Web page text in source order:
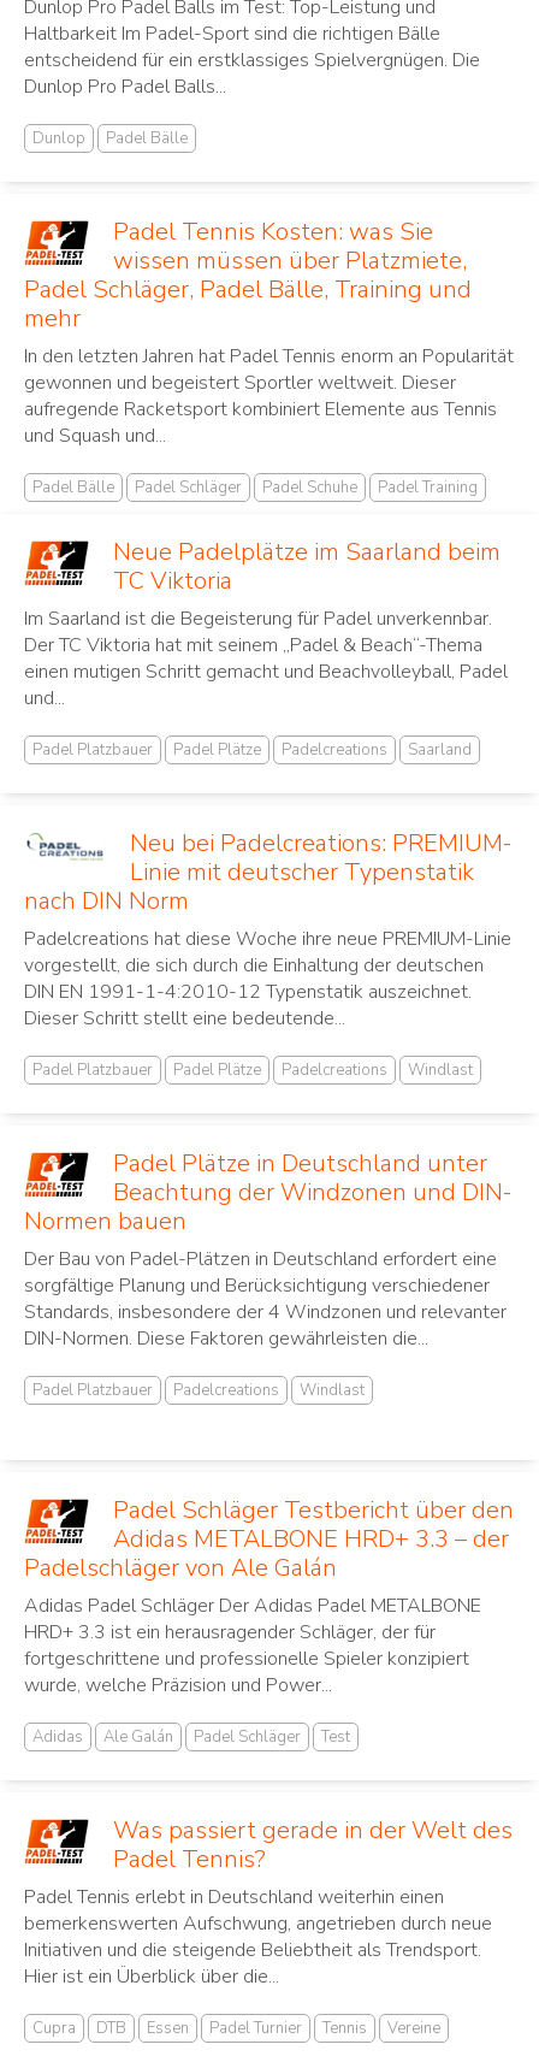
Dunlop Pro Padel Balls im Test: Top-Leistung und
Haltbarkeit Im Padel-Sport sind die richtigen Bälle
entscheidend für ein erstklassiges Spielvergnügen. Die
Dunlop Pro Padel Balls...
Dunlop Padel Bälle
Padel Tennis Kosten: was Sie
wissen müssen über Platzmiete,
Padel Schläger, Padel Bälle, Training und
mehr
In den letzten Jahren hat Padel Tennis ‌enorm an Popularität⁢
gewonnen und begeistert Sportler ⁤weltweit. Dieser⁤
aufregende Racketsport ⁣kombiniert Elemente aus Tennis
und Squash und...
Padel Bälle Padel Schläger Padel Schuhe Padel Training
Neue Padelplätze im Saarland beim
TC Viktoria
Im Saarland ist die Begeisterung für Padel unverkennbar.
Der TC Viktoria hat mit seinem „Padel & Beach“-Thema
einen mutigen Schritt gemacht und Beachvolleyball, Padel
und...
Padel Platzbauer Padel Plätze Padelcreations Saarland
Neu bei Padelcreations: PREMIUM-
Linie mit deutscher Typenstatik
nach DIN Norm
Padelcreations hat diese Woche ihre neue PREMIUM-Linie
vorgestellt, die sich durch die Einhaltung der deutschen
DIN EN 1991-1-4:2010-12 Typenstatik auszeichnet.
Dieser Schritt stellt eine bedeutende...
Padel Platzbauer Padel Plätze Padelcreations Windlast
Padel Plätze in Deutschland unter
Beachtung der Windzonen und DIN-
Normen bauen
Der Bau von Padel-Plätzen in Deutschland erfordert eine
sorgfältige Planung und Berücksichtigung verschiedener
Standards, insbesondere der 4 Windzonen und relevanter
DIN-Normen. Diese Faktoren gewährleisten die...
Padel Platzbauer Padelcreations Windlast
Padel Schläger Testbericht über den
Adidas METALBONE HRD+ 3.3 – der
Padelschläger von Ale Galán
Adidas Padel Schläger Der Adidas Padel METALBONE
HRD+ 3.3 ist ein herausragender Schläger, der für
fortgeschrittene und professionelle Spieler konzipiert
wurde, welche Präzision und Power...
Adidas Ale Galán Padel Schläger Test
Was passiert gerade in der Welt des
Padel Tennis?
Padel Tennis erlebt in Deutschland weiterhin einen
bemerkenswerten Aufschwung, angetrieben durch neue
Initiativen und die steigende Beliebtheit als Trendsport.
Hier ist ein Überblick über die...
Cupra DTB Essen Padel Turnier Tennis Vereine